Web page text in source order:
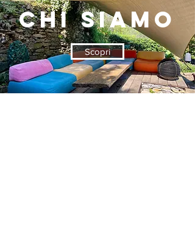
CHI SIAMO
Scopri